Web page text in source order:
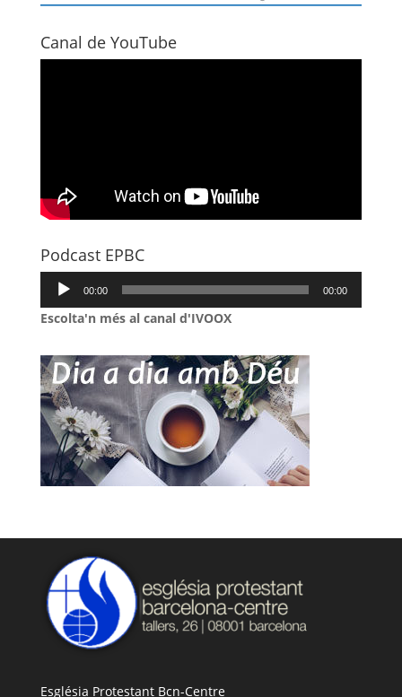
Canal de YouTube
Podcast EPBC
Reproductor
d'àudio
00:00 00:00
Escolta'n més al canal d'IVOOX
Església Protestant Bcn-Centre